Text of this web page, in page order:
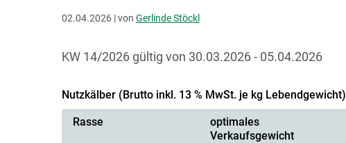
02.04.2026 | von Gerlinde Stöckl
KW 14/2026 gültig von 30.03.2026 - 05.04.2026
Nutzkälber (Brutto inkl. 13 % MwSt. je kg Lebendgewicht)
Rasse
optimales
Verkaufsgewicht